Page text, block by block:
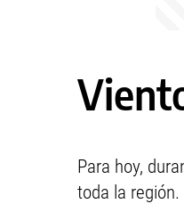
Para hoy,
toda la